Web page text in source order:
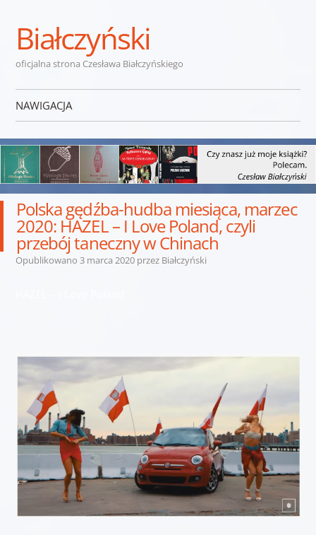
Białczyński
oficjalna strona Czesława Białczyńskiego
NAWIGACJA
Polska gędźba-hudba miesiąca, marzec
2020: HAZEL – I Love Poland, czyli
przebój taneczny w Chinach
Opublikowano 3 marca 2020przez Białczyński